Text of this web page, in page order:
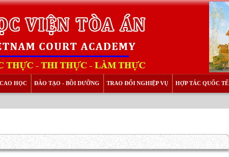
HỌC ĐÀO TẠO - BỒI DƯỠNG TRAO ĐỔI NGHIỆP VỤ HỢP TÁC QUỐC TẾ